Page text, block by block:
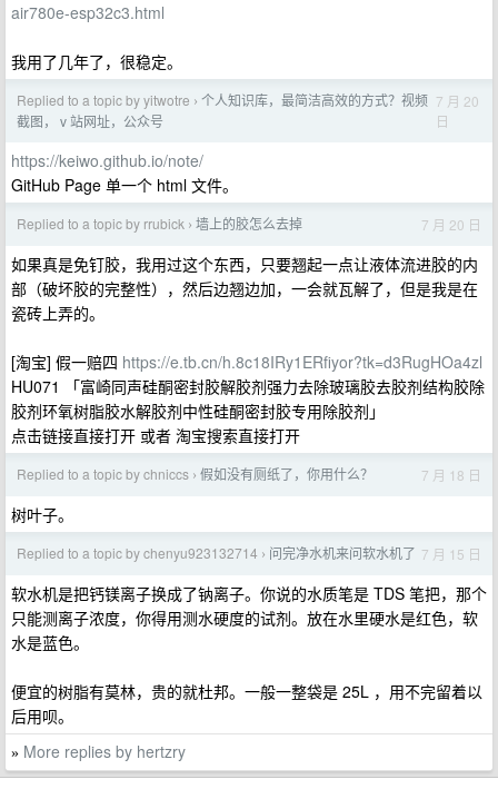
air780e-esp32c3.html
我用了几年了，很稳定。
Replied to a topic by yitwotre › 个人知识库，最简洁高效的方式？视频
截图， v 站网址，公众号
7 月 20
日
https://keiwo.github.io/note/
GitHub Page 单一个 html 文件。
Replied to a topic by rrubick › 墙上的胶怎么去掉 7 月 20 日
如果真是免钉胶，我用过这个东西，只要翘起一点让液体流进胶的内
部（破坏胶的完整性），然后边翘边加，一会就瓦解了，但是我是在
瓷砖上弄的。
[淘宝] 假一赔四 https://e.tb.cn/h.8c18IRy1ERfiyor?tk=d3RugHOa4zl
HU071 「富崎同声硅酮密封胶解胶剂强力去除玻璃胶去胶剂结构胶除
胶剂环氧树脂胶水解胶剂中性硅酮密封胶专用除胶剂」
点击链接直接打开 或者 淘宝搜索直接打开
Replied to a topic by chniccs › 假如没有厕纸了，你用什么？ 7 月 18 日
树叶子。
Replied to a topic by chenyu923132714 › 问完净水机来问软水机了 7 月 15 日
软水机是把钙镁离子换成了钠离子。你说的水质笔是 TDS 笔把，那个
只能测离子浓度，你得用测水硬度的试剂。放在水里硬水是红色，软
水是蓝色。
便宜的树脂有莫林，贵的就杜邦。一般一整袋是 25L ，用不完留着以
后用呗。
» More replies by hertzry